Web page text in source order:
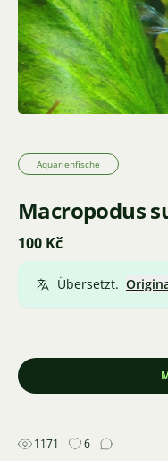
Aquarienfische
Macropodus
100 Kč
Übersetzt.
1171 6